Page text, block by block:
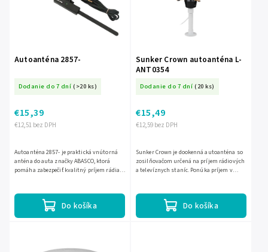
Autoanténa 2857-
Dodanie do 7 dní (>20 ks)
€12,51 bez DPH
€15,39
Do košíka
Autoanténa 2857- je praktická vnútorná
anténa do auta značky ABASCO, ktorá
pomáha zabezpečiť kvalitný príjem rádia
Sunker Crown autoanténa L-
ANT0354
Dodanie do 7 dní (20 ks)
€12,59 bez DPH
€15,49
Do košíka
Sunker Crown je dookenná autoanténa so
zosilňovačom určená na príjem rádiových
a televíznych staníc. Ponúka príjem v